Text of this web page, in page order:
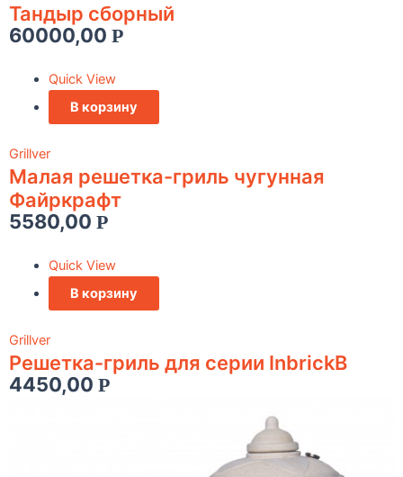
Тандыр сборный
60000,00 Р
Quick View
В корзину
Grillver
Малая решетка-гриль чугунная
Файркрафт
5580,00 Р
Quick View
В корзину
Grillver
Решетка-гриль для серии InbrickВ
4450,00 Р